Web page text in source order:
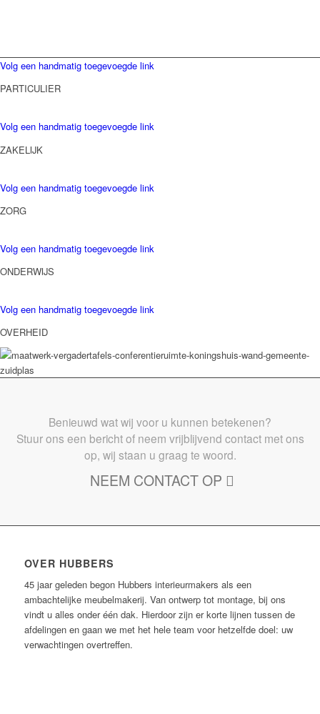
Volg een handmatig toegevoegde link
PARTICULIER
Volg een handmatig toegevoegde link
ZAKELIJK
Volg een handmatig toegevoegde link
ZORG
Volg een handmatig toegevoegde link
ONDERWIJS
Volg een handmatig toegevoegde link
OVERHEID
Benieuwd wat wij voor u kunnen betekenen?
Stuur ons een bericht of neem vrijblijvend contact met ons
op, wij staan u graag te woord.
NEEM CONTACT OP
OVER HUBBERS
45 jaar geleden begon Hubbers interieurmakers als een
ambachtelijke meubelmakerij. Van ontwerp tot montage, bij ons
vindt u alles onder één dak. Hierdoor zijn er korte lijnen tussen de
afdelingen en gaan we met het hele team voor hetzelfde doel: uw
verwachtingen overtreffen.